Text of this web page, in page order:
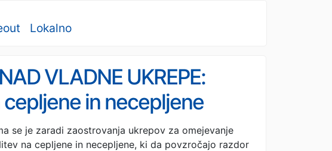
Lokalno
VLADNE UKREPE:
in necepljene
zaposlenimi
se je zaradi zaostrovanja ukrepov za omejevanje
na cepljene in necepljene, ki da povzročajo razdor